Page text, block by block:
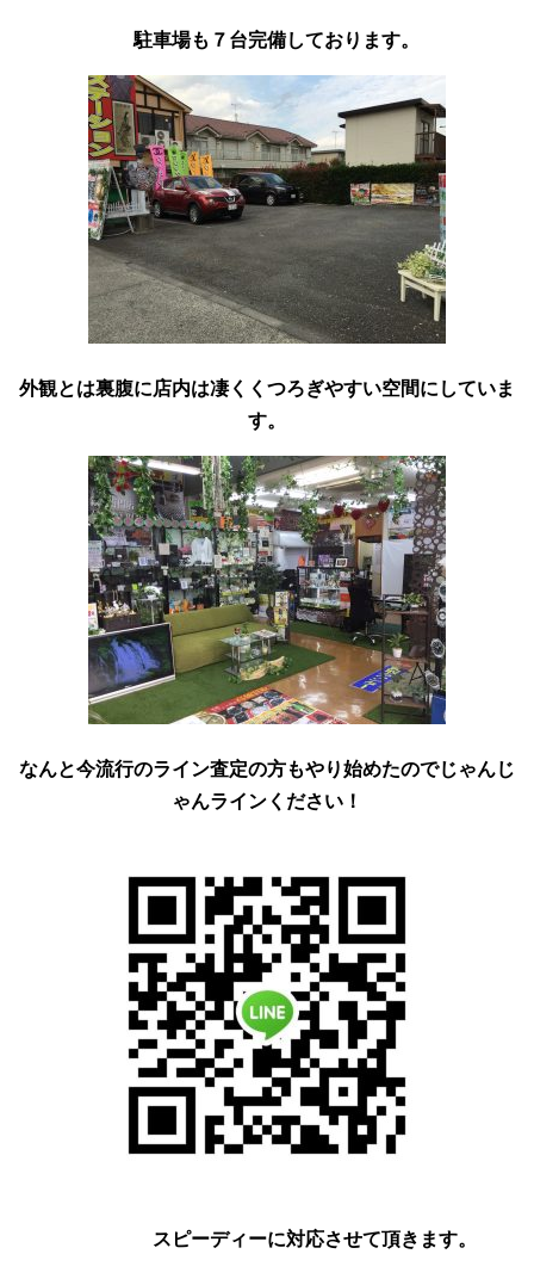
駐車場も７台完備しております。
外観とは裏腹に店内は凄くくつろぎやすい空間にしていま
す。
なんと今流行のライン査定の方もやり始めたのでじゃんじ
ゃんラインください！
スピーディーに対応させて頂きます。